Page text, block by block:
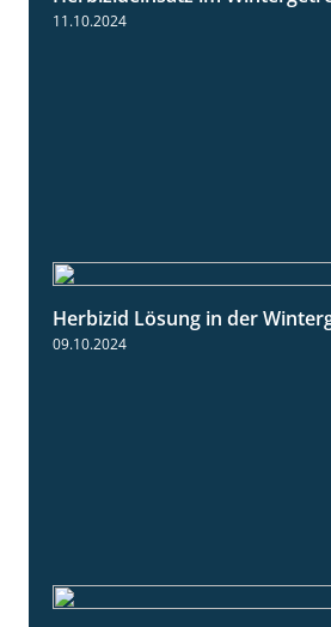
11.10.2024
Herbizid Lösung in der
09.10.2024